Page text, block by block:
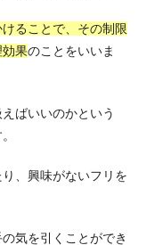
ることで、その制限
効果のことをいいま
ばいいのかという
、興味がないフリを
気を引くことができ